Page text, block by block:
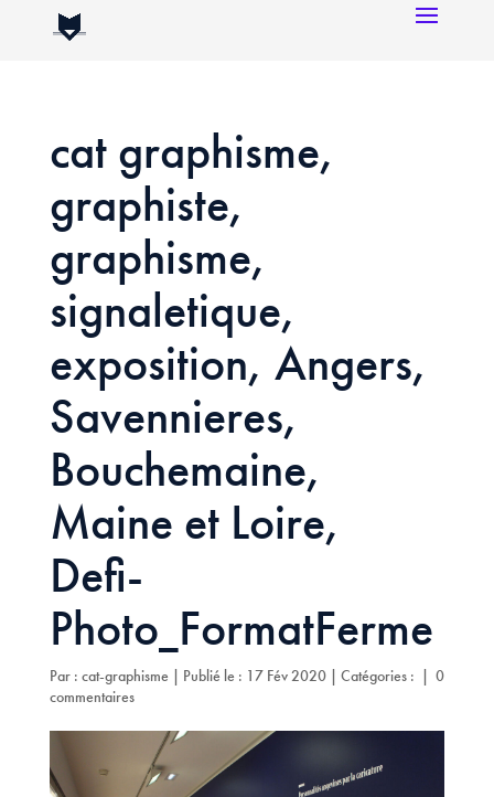
cat graphisme,
graphiste,
graphisme,
signaletique,
exposition, Angers,
Savennieres,
Bouchemaine,
Maine et Loire,
Defi-
Photo_FormatFerme
Par : cat-graphisme | Publié le : 17 Fév 2020 | Catégories : | 0
commentaires